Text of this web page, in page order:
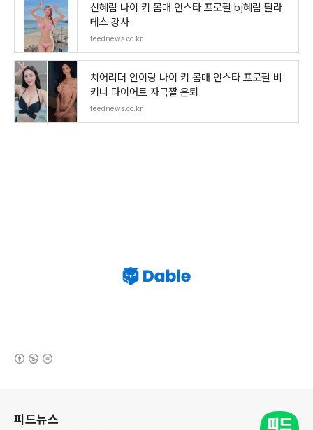
신혜림 나이 키 몸매 인스타 프로필 bj혜림 필라
테스 강사
feednews.co.kr
치어리더 안이랑 나이 키 몸매 인스타 프로필 비
키니 다이어트 자극짤 은퇴
feednews.co.kr
피드뉴스